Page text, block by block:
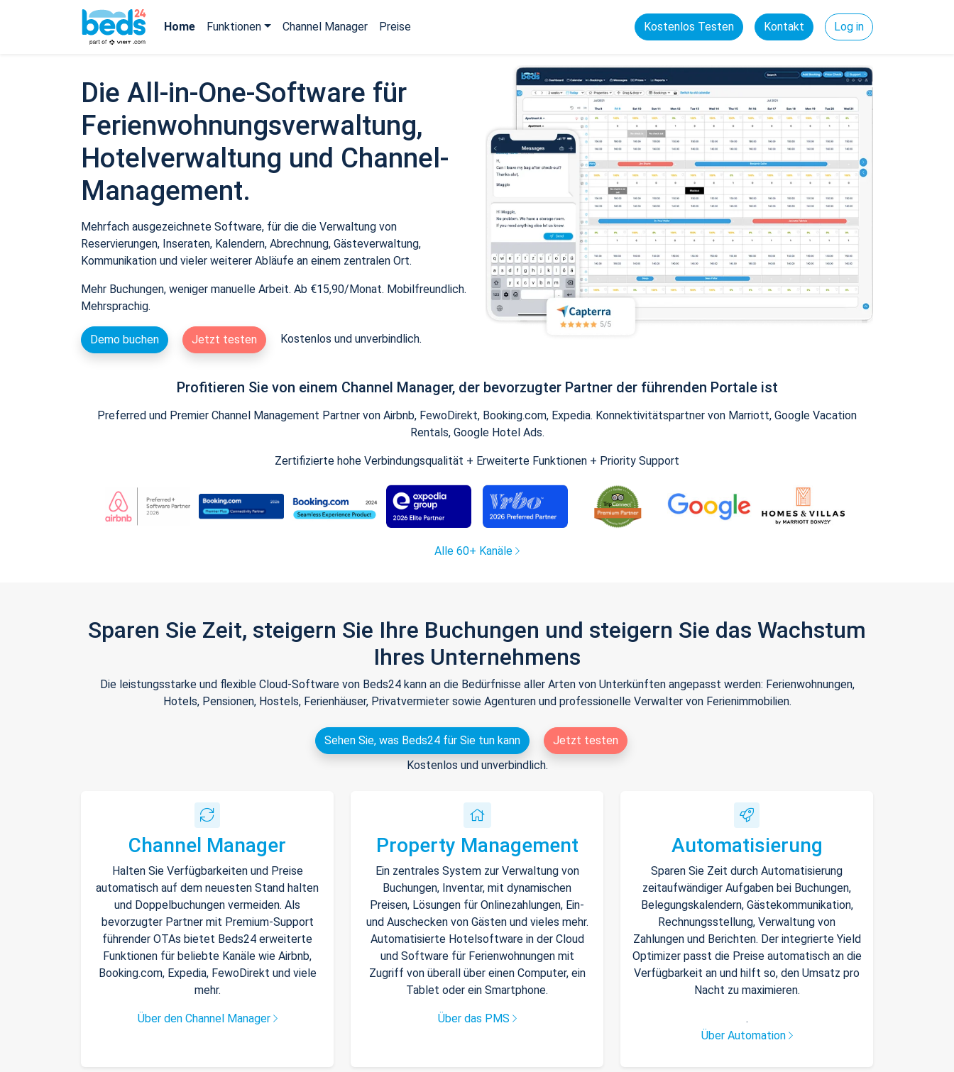
Home Funktionen Channel Manager Preise Kostenlos Testen Kontakt Log in
Die All-in-One-Software für
Ferienwohnungsverwaltung,
Hotelverwaltung und Channel-
Management.
Mehrfach ausgezeichnete Software, für die die Verwaltung von
Reservierungen, Inseraten, Kalendern, Abrechnung, Gästeverwaltung,
Kommunikation und vieler weiterer Abläufe an einem zentralen Ort.
Mehr Buchungen, weniger manuelle Arbeit. Ab €15,90/Monat. Mobilfreundlich.
Mehrsprachig.
Demo buchen Jetzt testen Kostenlos und unverbindlich.
Profitieren Sie von einem Channel Manager, der bevorzugter Partner der führenden Portale ist
Preferred und Premier Channel Management Partner von Airbnb, FewoDirekt, Booking.com, Expedia. Konnektivitätspartner von Marriott, Google Vacation
Rentals, Google Hotel Ads.
Zertifizierte hohe Verbindungsqualität + Erweiterte Funktionen + Priority Support
Alle 60+ Kanäle
Sparen Sie Zeit, steigern Sie Ihre Buchungen und steigern Sie das Wachstum
Ihres Unternehmens
Die leistungsstarke und flexible Cloud-Software von Beds24 kann an die Bedürfnisse aller Arten von Unterkünften angepasst werden: Ferienwohnungen,
Hotels, Pensionen, Hostels, Ferienhäuser, Privatvermieter sowie Agenturen und professionelle Verwalter von Ferienimmobilien.
Sehen Sie, was Beds24 für Sie tun kann
Jetzt testen
Kostenlos und unverbindlich.
Channel Manager
Halten Sie Verfügbarkeiten und Preise
automatisch auf dem neuesten Stand halten
und Doppelbuchungen vermeiden. Als
bevorzugter Partner mit Premium-Support
führender OTAs bietet Beds24 erweiterte
Funktionen für beliebte Kanäle wie Airbnb,
Booking.com, Expedia, FewoDirekt und viele
mehr.
Über den Channel Manager
Property Management
Ein zentrales System zur Verwaltung von
Buchungen, Inventar, mit dynamischen
Preisen, Lösungen für Onlinezahlungen, Ein-
und Auschecken von Gästen und vieles mehr.
Automatisierte Hotelsoftware in der Cloud
und Software für Ferienwohnungen mit
Zugriff von überall über einen Computer, ein
Tablet oder ein Smartphone.
Über das PMS
Automatisierung
Sparen Sie Zeit durch Automatisierung
zeitaufwändiger Aufgaben bei Buchungen,
Belegungskalendern, Gästekommunikation,
Rechnungsstellung, Verwaltung von
Zahlungen und Berichten. Der integrierte Yield
Optimizer passt die Preise automatisch an die
Verfügbarkeit an und hilft so, den Umsatz pro
Nacht zu maximieren.
.
Über Automation